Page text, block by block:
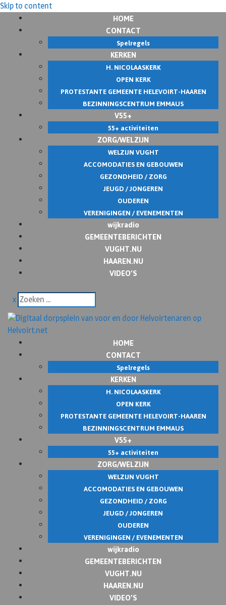
Skip to content
HOME
CONTACT
Spelregels
KERKEN
H. NICOLAASKERK
OPEN KERK
PROTESTANTE GEMEENTE HELEVOIRT-HAAREN
BEZINNINGSCENTRUM EMMAUS
V55+
55+ activiteiten
ZORG/WELZIJN
WELZIJN VUGHT
ACCOMODATIES EN GEBOUWEN
GEZONDHEID / ZORG
JEUGD / JONGEREN
OUDEREN
VERENIGINGEN / EVENEMENTEN
wijkradio
GEMEENTEBERICHTEN
VUGHT.NU
HAAREN.NU
VIDEO’S
x
HOME
CONTACT
Spelregels
KERKEN
H. NICOLAASKERK
OPEN KERK
PROTESTANTE GEMEENTE HELEVOIRT-HAAREN
BEZINNINGSCENTRUM EMMAUS
V55+
55+ activiteiten
ZORG/WELZIJN
WELZIJN VUGHT
ACCOMODATIES EN GEBOUWEN
GEZONDHEID / ZORG
JEUGD / JONGEREN
OUDEREN
VERENIGINGEN / EVENEMENTEN
wijkradio
GEMEENTEBERICHTEN
VUGHT.NU
HAAREN.NU
VIDEO’S